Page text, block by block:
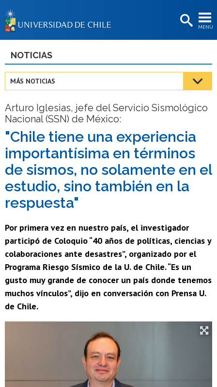
MENÚ
BIBLIOTECAS
Estudiantes
Académicas/os
Egresadas/os
NOTICIAS
MÁS NOTICIAS
Arturo Iglesias, jefe del Servicio Sismológico
Nacional (SSN) de México:
"Chile tiene una experiencia
importantísima en términos
de sismos, no solamente en el
estudio, sino también en la
respuesta"
Por primera vez en nuestro país, el investigador
participó de Coloquio “40 años de políticas, ciencias y
colaboraciones ante desastres”, organizado por el
Programa Riesgo Sísmico de la U. de Chile. “Es un
gusto muy grande de conocer un país donde tenemos
muchos vínculos”, dijo en conversación con Prensa U.
de Chile.